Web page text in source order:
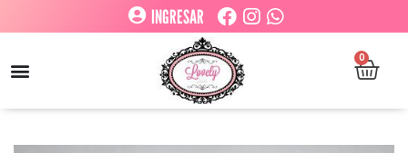
INGRESAR
0